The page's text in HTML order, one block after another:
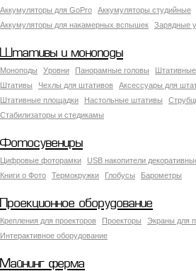
Аккумуляторы для GoPro
Аккумуляторы студийные
Аккумуляторы для накамерных вспышек
Зарядные
Штативы и моноподы
Моноподы Уровни Панорамные головы
Штативы
Чехлы для штативов
Аксессуары для
Штативные площадки
Настольные штативы
Стабилизаторы и стедикамы
Фотосувениры
Цифровые фоторамки USB накопители
Книги о Фото
Термокружки Глобусы Барометры
Проекционное оборудование
Крепления для проекторов Проекторы
Экраны для
Интерактивное оборудование
Майнинг ферма